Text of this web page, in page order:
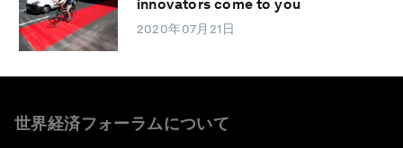
innovators come to you
2020年07月21日
世界経済フォーラムについて